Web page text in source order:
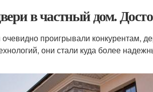
в частный дом.
проигрывали конкурентам,
они стали куда более